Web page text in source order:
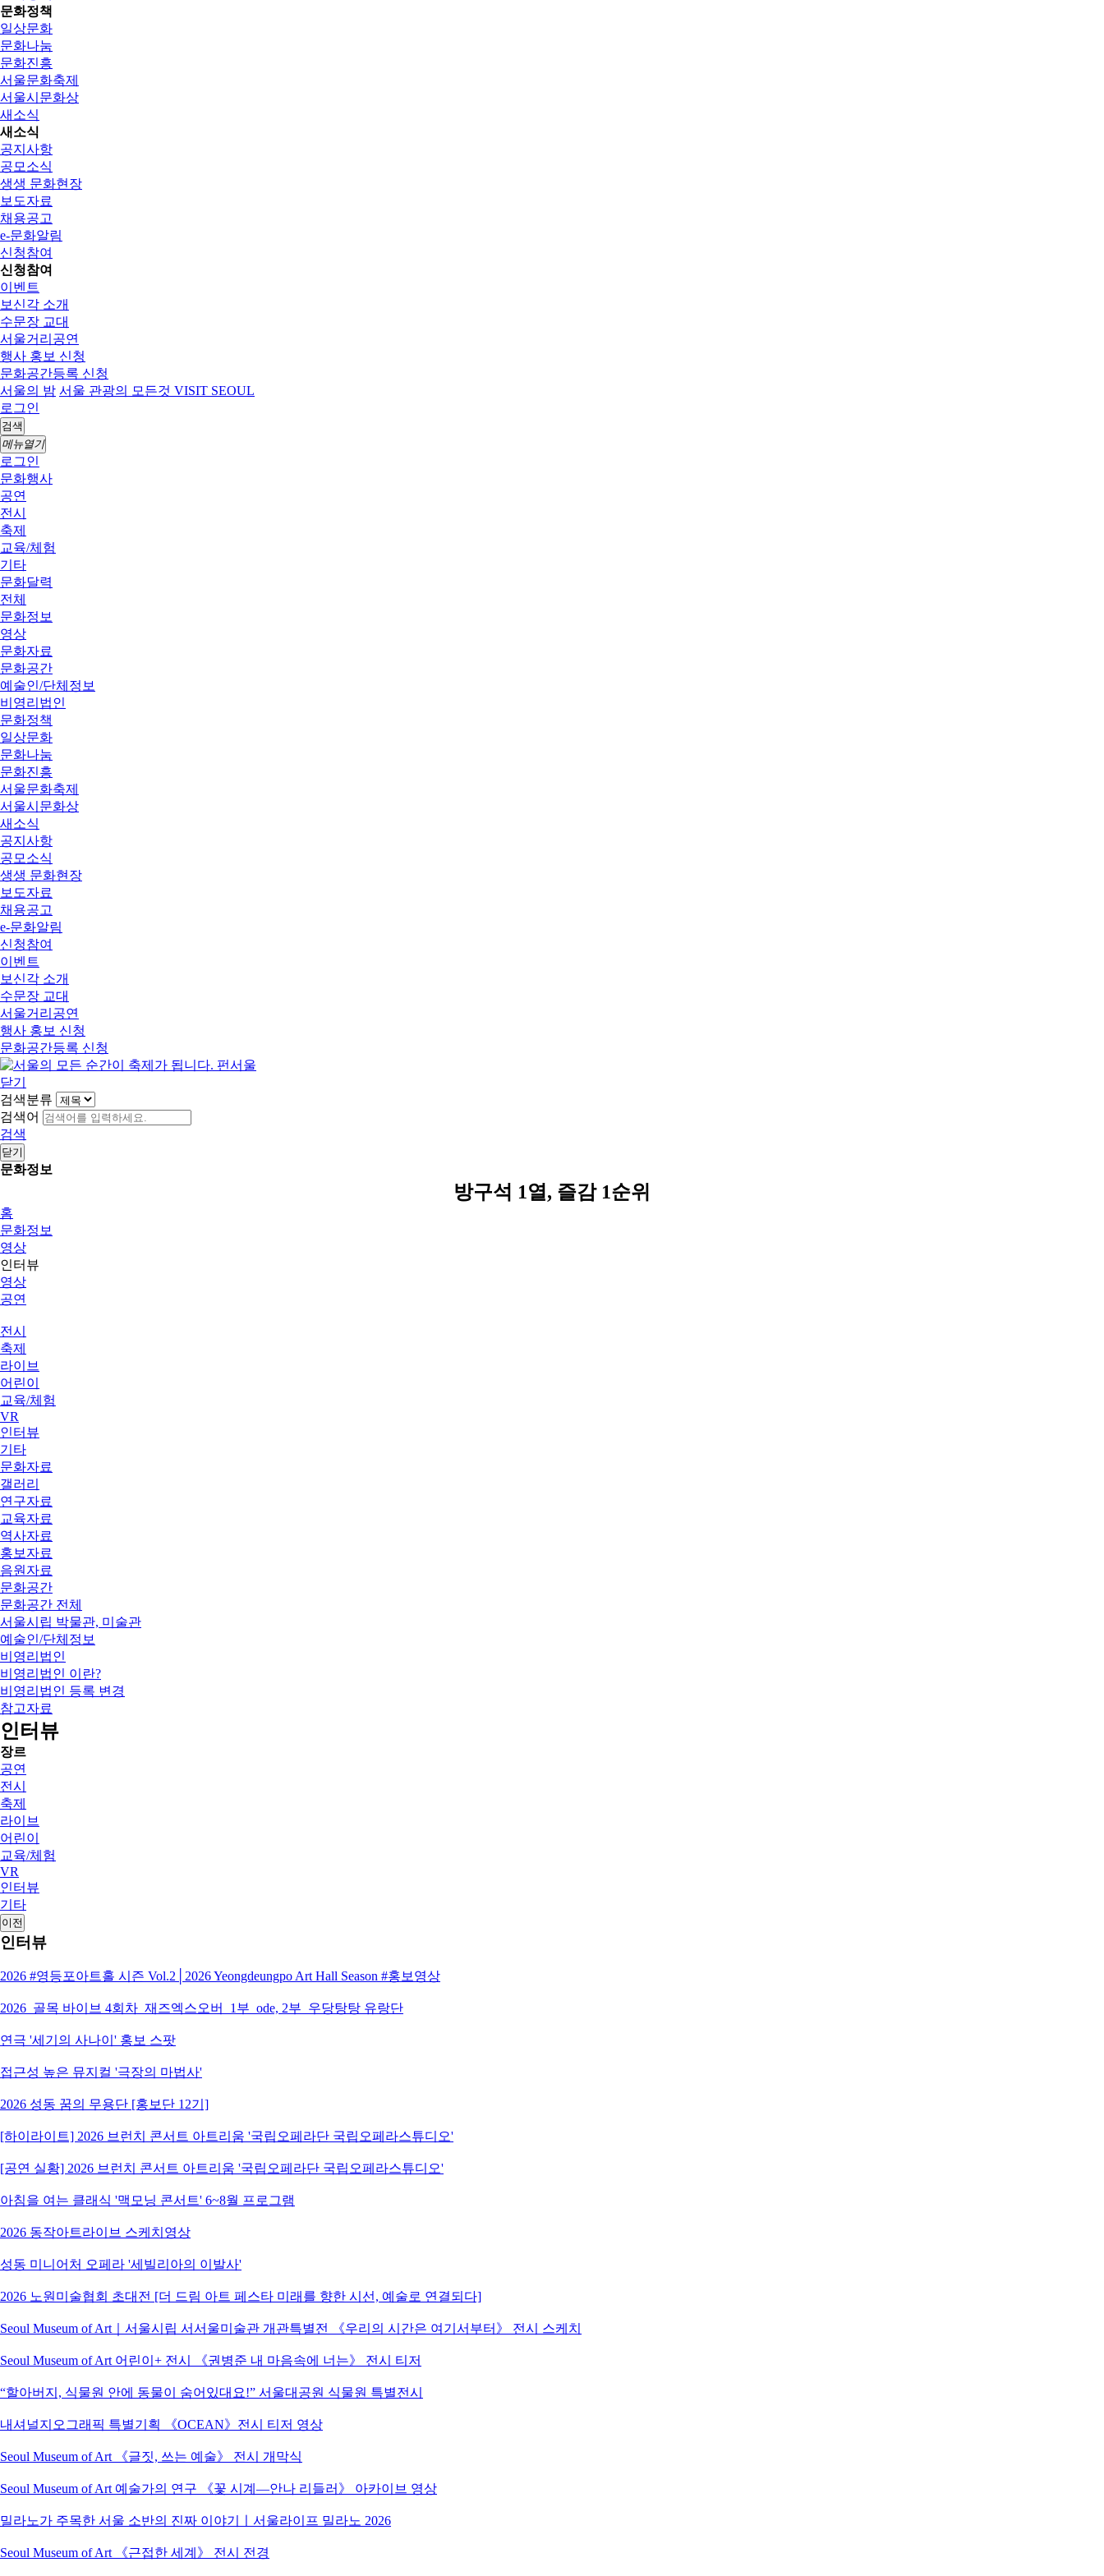
문화정책
일상문화
문화나눔
문화진흥
서울문화축제
서울시문화상
새소식
새소식
공지사항
공모소식
생생 문화현장
보도자료
채용공고
e-문화알림
신청참여
신청참여
이벤트
보신각 소개
수문장 교대
서울거리공연
행사 홍보 신청
문화공간등록 신청
서울의 밤 서울 관광의 모든것 VISIT SEOUL
로그인
검색
메뉴열기
로그인
문화행사
공연
전시
축제
교육/체험
기타
문화달력
전체
문화정보
영상
문화자료
문화공간
예술인/단체정보
비영리법인
문화정책
일상문화
문화나눔
문화진흥
서울문화축제
서울시문화상
새소식
공지사항
공모소식
생생 문화현장
보도자료
채용공고
e-문화알림
신청참여
이벤트
보신각 소개
수문장 교대
서울거리공연
행사 홍보 신청
문화공간등록 신청
닫기
검색분류
검색어
검색
닫기
문화정보
방구석 1열, 즐감 1순위
홈
문화정보
영상
인터뷰
영상
공연
전시
축제
라이브
어린이
교육/체험
VR
인터뷰
기타
문화자료
갤러리
연구자료
교육자료
역사자료
홍보자료
음원자료
문화공간
문화공간 전체
서울시립 박물관, 미술관
예술인/단체정보
비영리법인
비영리법인 이란?
비영리법인 등록 변경
참고자료
인터뷰
장르
공연
전시
축제
라이브
어린이
교육/체험
VR
인터뷰
기타
이전
인터뷰
2026 #영등포아트홀 시즌 Vol.2│2026 Yeongdeungpo Art Hall Season #홍보영상
2026_골목 바이브 4회차_재즈엑스오버_1부_ode, 2부_우당탕탕 유랑단
연극 '세기의 사나이' 홍보 스팟
접근성 높은 뮤지컬 '극장의 마법사'
2026 성동 꿈의 무용단 [홍보단 12기]
[하이라이트] 2026 브런치 콘서트 아트리움 '국립오페라단 국립오페라스튜디오'
[공연 실황] 2026 브런치 콘서트 아트리움 '국립오페라단 국립오페라스튜디오'
아침을 여는 클래식 '맥모닝 콘서트' 6~8월 프로그램
2026 동작아트라이브 스케치영상
성동 미니어처 오페라 '세빌리아의 이발사'
2026 노원미술협회 초대전 [더 드림 아트 페스타 미래를 향한 시선, 예술로 연결되다]
Seoul Museum of Art｜서울시립 서서울미술관 개관특별전 《우리의 시간은 여기서부터》 전시 스케치
Seoul Museum of Art 어린이+ 전시 《권병준 내 마음속에 너는》 전시 티저
“할아버지, 식물원 안에 동물이 숨어있대요!” 서울대공원 식물원 특별전시
내셔널지오그래픽 특별기획 《OCEAN》전시 티저 영상
Seoul Museum of Art 《글짓, 쓰는 예술》 전시 개막식
Seoul Museum of Art 예술가의 연구 《꽃 시계―안나 리들러》 아카이브 영상
밀라노가 주목한 서울 소반의 진짜 이야기ㅣ서울라이프 밀라노 2026
Seoul Museum of Art 《근접한 세계》 전시 전경